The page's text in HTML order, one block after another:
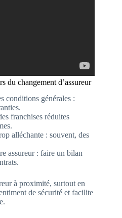
du changement d’assureur
conditions générales :
franchises réduites
alléchante : souvent, des
assureur : faire un bilan
à proximité, surtout en
de sécurité et facilite